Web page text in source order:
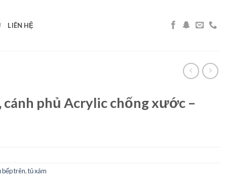
LIÊN HỆ
phủ Acrylic chống xước –
bếp trên,tủ xám